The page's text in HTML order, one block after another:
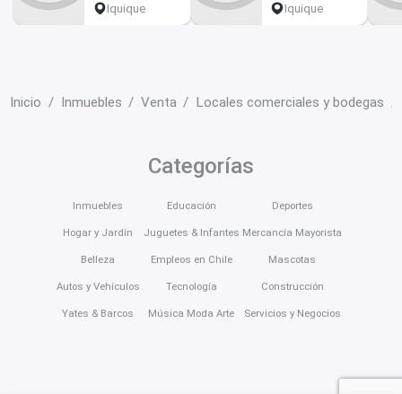
Iquique Iquique
Inicio Inmuebles Venta Locales comerciales y bodegas
Categorías
Inmuebles
Hogar y Jardín
Belleza
Autos y Vehículos
Yates & Barcos
Educación
Juguetes & Infantes
Empleos en Chile
Tecnología
Música Moda Arte
Deportes
Mercancía Mayorista
Mascotas
Construcción
Servicios y Negocios